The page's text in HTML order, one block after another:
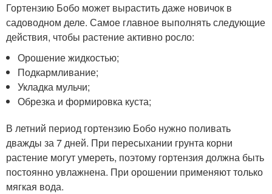
Гортензию Бобо может вырастить даже новичок в
садоводном деле. Самое главное выполнять следующие
действия, чтобы растение активно росло:
Орошение жидкостью;
Подкармливание;
Укладка мульчи;
Обрезка и формировка куста;
В летний период гортензию Бобо нужно поливать
дважды за 7 дней. При пересыхании грунта корни
растение могут умереть, поэтому гортензия должна быть
постоянно увлажнена. При орошении применяют только
мягкая вода.